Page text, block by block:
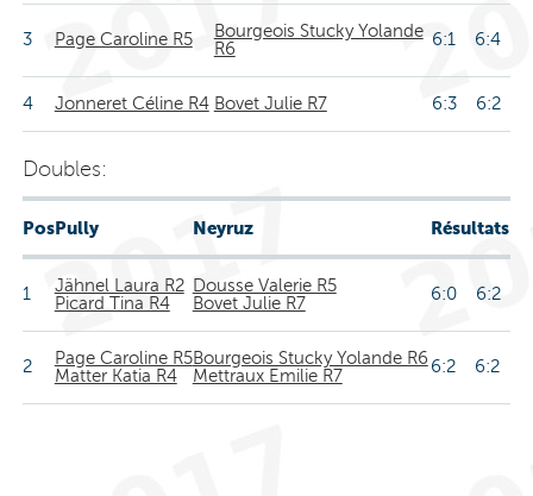
3 Page Caroline R5
Bourgeois Stucky Yolande
R6
6:1 6:4
4 Jonneret Céline R4 Bovet Julie R7 6:3 6:2
Doubles:
PosPully Neyruz Résultats
1
Jähnel Laura R2
Picard Tina R4
Dousse Valerie R5
Bovet Julie R7
6:0 6:2
2
Page Caroline R5
Matter Katia R4
Bourgeois Stucky Yolande R6
Mettraux Emilie R7
6:2 6:2